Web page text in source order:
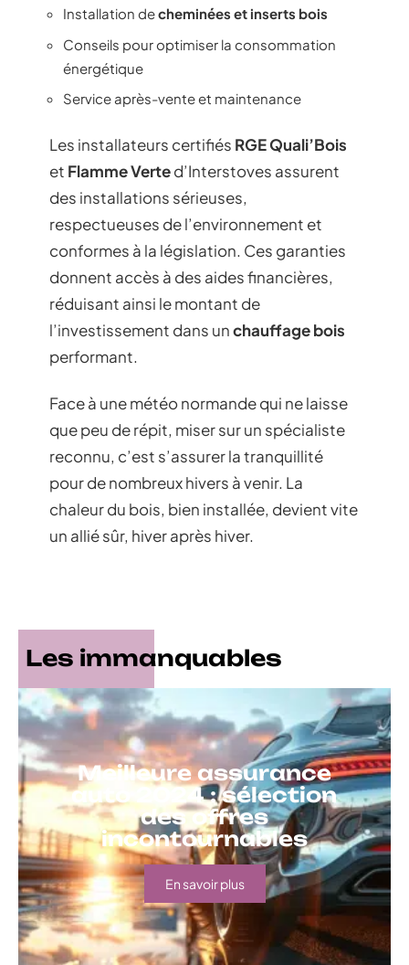
Installation decheminées et inserts bois
Conseils pour optimiser la consommation
énergétique
Service après-vente et maintenance
Les installateurs certifiés RGE Quali’Bois
et Flamme Verted’Interstoves assurent
des installations sérieuses,
respectueuses de l’environnement et
conformes à la législation. Ces garanties
donnent accès à des aides financières,
réduisant ainsi le montant de
l’investissement dans unchauffage bois
performant.
Face à une météo normande qui ne laisse
que peu de répit, miser sur un spécialiste
reconnu, c’est s’assurer la tranquillité
pour de nombreux hivers à venir. La
chaleur du bois, bien installée, devient vite
un allié sûr, hiver après hiver.
Les immanquables
Meilleure assurance
auto 2024 : sélection
des offres
incontournables
En savoir plus